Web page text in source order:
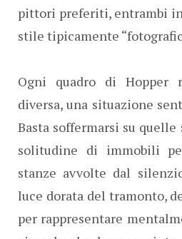
pittori preferiti, entrambi
stile tipicamente
Ogni quadro di Hopper
diversa, una situazione
Basta soffermarsi su
solitudine di immobili
stanze avvolte dal
luce dorata del tramonto,
per rappresentare